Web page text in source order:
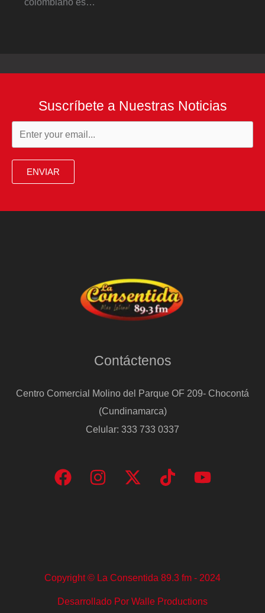
Suscríbete a Nuestras Noticias
ENVIAR
Contáctenos
Centro Comercial Molino del Parque OF 209- Chocontá
(Cundinamarca)
Celular: 333 733 0337
Copyright © La Consentida 89.3 fm - 2024
Desarrollado Por Walle Productions